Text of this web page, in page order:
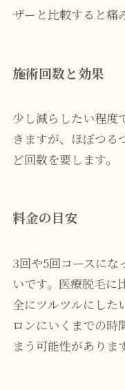
ザーと比較すると痛
施術回数と効果
少し減らしたい程度
きますが、ほぼつる
ど回数を要します。
料金の目安
3回や5回コースにな
いです。医療脱毛に
全にツルツルにした
ロンにいくまでの時
まう可能性がありま